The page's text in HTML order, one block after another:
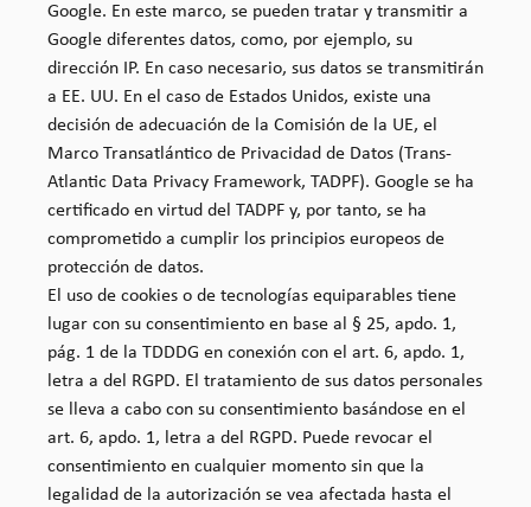
Google. En este marco, se pueden tratar y transmitir a
Google diferentes datos, como, por ejemplo, su
dirección IP. En caso necesario, sus datos se transmitirán
a EE. UU. En el caso de Estados Unidos, existe una
decisión de adecuación de la Comisión de la UE, el
Marco Transatlántico de Privacidad de Datos (Trans-
Atlantic Data Privacy Framework, TADPF). Google se ha
certificado en virtud del TADPF y, por tanto, se ha
comprometido a cumplir los principios europeos de
protección de datos.
El uso de cookies o de tecnologías equiparables tiene
lugar con su consentimiento en base al § 25, apdo. 1,
pág. 1 de la TDDDG en conexión con el art. 6, apdo. 1,
letra a del RGPD. El tratamiento de sus datos personales
se lleva a cabo con su consentimiento basándose en el
art. 6, apdo. 1, letra a del RGPD. Puede revocar el
consentimiento en cualquier momento sin que la
legalidad de la autorización se vea afectada hasta el